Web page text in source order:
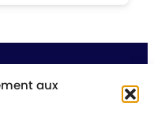
aux